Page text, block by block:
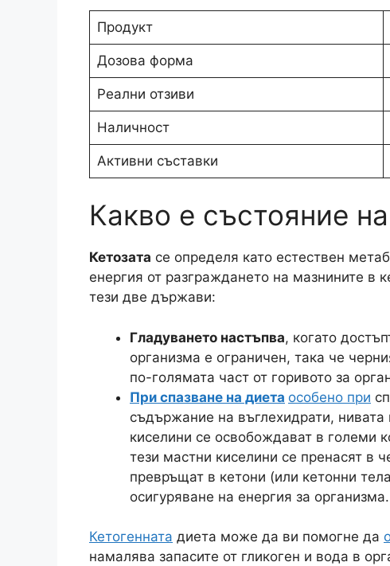
Продукт
Дозова форма
Реални отзиви
Наличност
Активни съставки
Какво е състояние
Кетозата се определя като естествен
енергия от разграждането на мазнините в
тези две държави:
Гладуването настъпва, когато
организма е ограничен, така че
по-голямата част от горивото за
При спазване на диета особено при
съдържание на въглехидрати, нивата
киселини се освобождават в големи
тези мастни киселини се пренасят в
превръщат в кетони (или кетонни
осигуряване на енергия за организма.
Кетогенната диета може да ви помогне да
намалява запасите от гликоген и вода в